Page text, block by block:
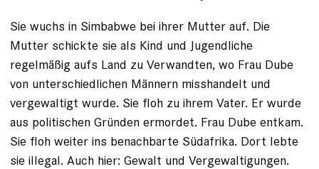
Sie wuchs in Simbabwe bei ihrer Mutter auf. Die
Mutter schickte sie als Kind und Jugendliche
regelmäßig aufs Land zu Verwandten, wo Frau Dube
von unterschiedlichen ­Männern misshandelt und
vergewaltigt wurde. Sie floh zu ihrem Vater. Er wurde
aus politischen Gründen ermordet. Frau Dube entkam.
Sie floh weiter ins benachbarte Südafrika. Dort lebte
sie illegal. Auch hier: Gewalt und Vergewaltigungen.